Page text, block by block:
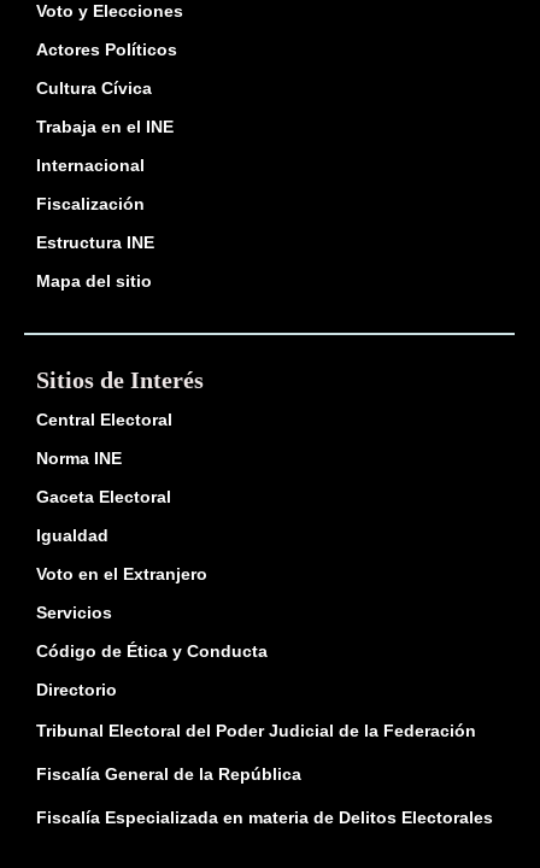
Voto y Elecciones
Actores Políticos
Cultura Cívica
Trabaja en el INE
Internacional
Fiscalización
Estructura INE
Mapa del sitio
Sitios de Interés
Central Electoral
Norma INE
Gaceta Electoral
Igualdad
Voto en el Extranjero
Servicios
Código de Ética y Conducta
Directorio
Tribunal Electoral del Poder Judicial de la Federación
Fiscalía General de la República
Fiscalía Especializada en materia de Delitos Electorales